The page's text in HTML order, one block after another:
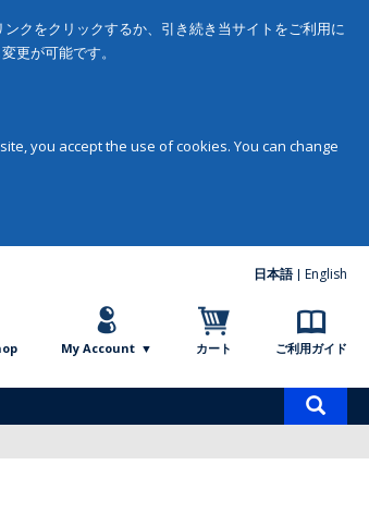
クをクリックするか、引き続き当サイトをご利用に
更が可能です。
you accept the use of cookies. You can change
日本語 English
My Account カート ご利用ガイド